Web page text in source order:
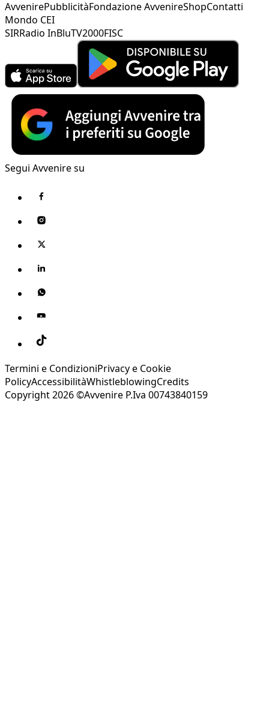
AvvenirePubblicitàFondazione AvvenireShopContatti
Mondo CEI
SIRRadio InBluTV2000FISC
Segui Avvenire su
Termini e CondizioniPrivacy e Cookie
PolicyAccessibilitàWhistleblowingCredits
Copyright 2026 ©Avvenire P.Iva 00743840159